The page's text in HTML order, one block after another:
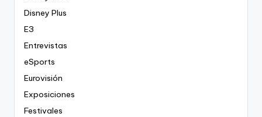
Disney Plus
E3
Entrevistas
eSports
Eurovisión
Exposiciones
Festivales